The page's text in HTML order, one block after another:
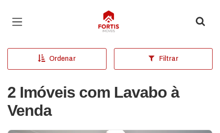
Página inicial
Ordenar Filtrar
2 Imóveis com Lavabo à
Venda